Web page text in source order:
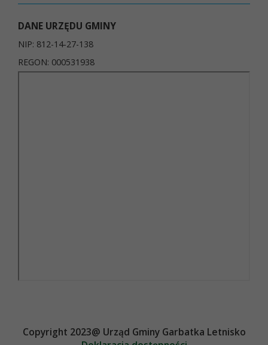
DANE URZĘDU GMINY
NIP: 812-14-27-138
REGON: 000531938
Copyright 2023@ Urząd Gminy Garbatka Letnisko